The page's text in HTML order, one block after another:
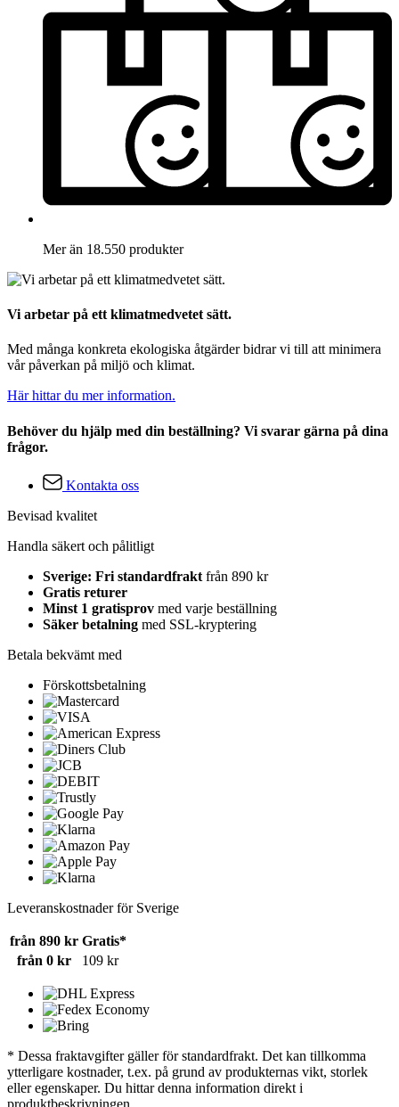
Mer än 18.550 produkter
Vi arbetar på ett klimatmedvetet sätt.
Med många konkreta ekologiska åtgärder bidrar vi till att minimera
vår påverkan på miljö och klimat.
Här hittar du mer information.
Behöver du hjälp med din beställning? Vi svarar gärna på dina
frågor.
Kontakta oss
Bevisad kvalitet
Handla säkert och pålitligt
Sverige: Fri standardfrakt från 890 kr
Gratis returer
Minst 1 gratisprov med varje beställning
Säker betalning med SSL-kryptering
Betala bekvämt med
Förskottsbetalning
Leveranskostnader för Sverige
från 890 kr Gratis*
från 0 kr
109 kr
* Dessa fraktavgifter gäller för standardfrakt. Det kan tillkomma
ytterligare kostnader, t.ex. på grund av produkternas vikt, storlek
eller egenskaper. Du hittar denna information direkt i
produktbeskrivningen.